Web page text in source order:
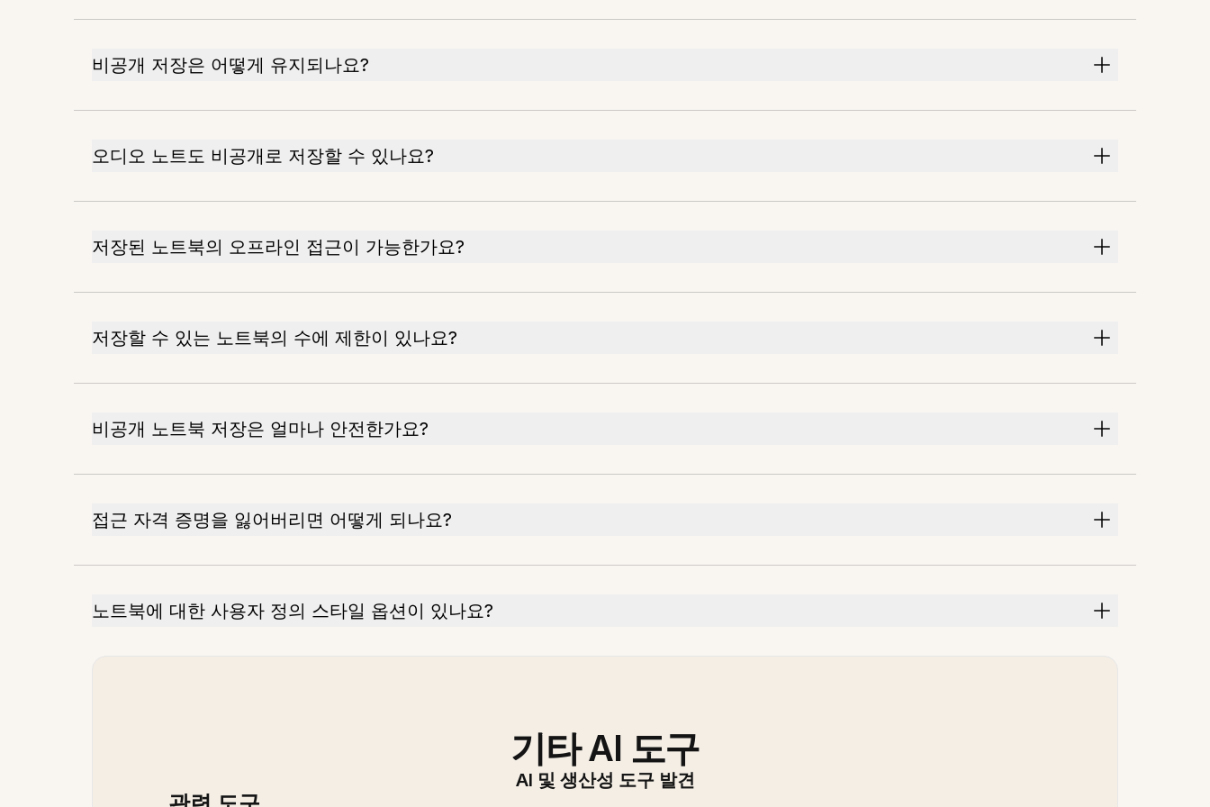
비공개 저장은 어떻게 유지되나요?
오디오 노트도 비공개로 저장할 수 있나요?
저장된 노트북의 오프라인 접근이 가능한가요?
저장할 수 있는 노트북의 수에 제한이 있나요?
비공개 노트북 저장은 얼마나 안전한가요?
접근 자격 증명을 잃어버리면 어떻게 되나요?
노트북에 대한 사용자 정의 스타일 옵션이 있나요?
기타 AI 도구
AI 및 생산성 도구 발견